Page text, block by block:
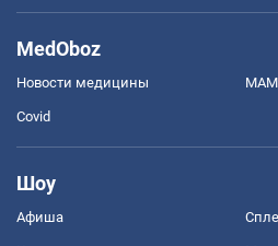
MedOboz
Новости медицины
Covid
Шоу
Афиша